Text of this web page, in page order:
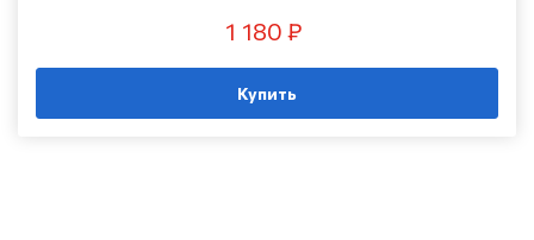
1 180 ₽
Купить